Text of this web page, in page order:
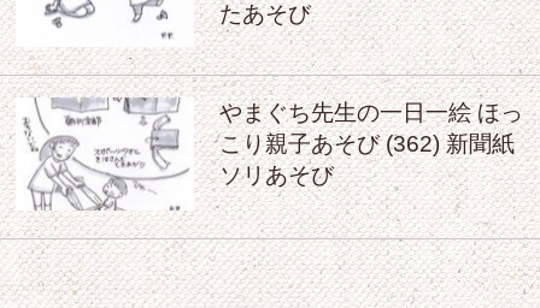
たあそび
やまぐち先生の一日一絵 ほっ
こり親子あそび (362) 新聞紙
ソリあそび